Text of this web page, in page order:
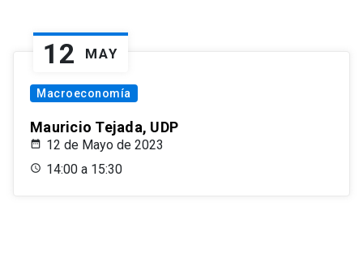
12 MAY
Macroeconomía
Mauricio Tejada, UDP
12 de Mayo de 2023
14:00 a 15:30